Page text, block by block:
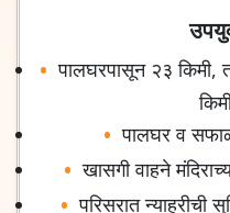
पालघरपासून २३ किमी,
पालघर व
खासगी वाहने
परिसरात न्याहरीची